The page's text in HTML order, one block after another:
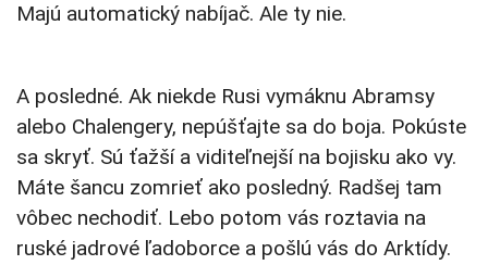
Majú automatický nabíjač. Ale ty nie.
A posledné. Ak niekde Rusi vymáknu Abramsy
alebo Chalengery, nepúšťajte sa do boja. Pokúste
sa skryť. Sú ťažší a viditeľnejší na bojisku ako vy.
Máte šancu zomrieť ako posledný. Radšej tam
vôbec nechodiť. Lebo potom vás roztavia na
ruské jadrové ľadoborce a pošlú vás do Arktídy.